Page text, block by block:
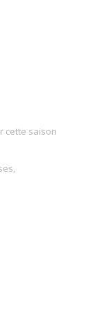
cette saison